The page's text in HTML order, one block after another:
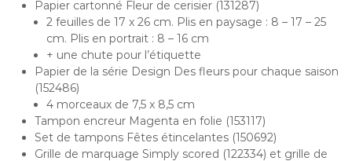
Papier cartonné Fleur de cerisier (131287)
2 feuilles de 17 x 26 cm. Plis en paysage : 8 – 17 – 25
cm. Plis en portrait : 8 – 16 cm
+ une chute pour l’étiquette
Papier de la série Design Des fleurs pour chaque saison
(152486)
4 morceaux de 7,5 x 8,5 cm
Tampon encreur Magenta en folie (153117)
Set de tampons Fêtes étincelantes (150692)
Grille de marquage Simply scored (122334) et grille de